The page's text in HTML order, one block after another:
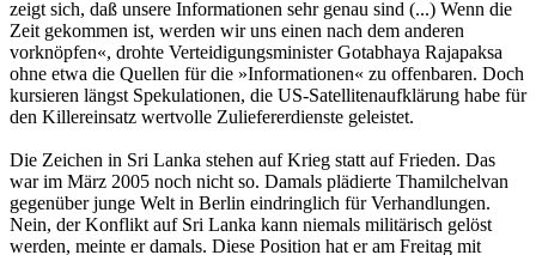
zeigt sich, daß unsere Informationen sehr genau sind (...) Wenn die
Zeit gekommen ist, werden wir uns einen nach dem anderen
vorknöpfen«, drohte Verteidigungsminister Gotabhaya Rajapaksa
ohne etwa die Quellen für die »Informationen« zu offenbaren. Doch
kursieren längst Spekulationen, die US-Satellitenaufklärung habe für
den Killereinsatz wertvolle Zuliefererdienste geleistet.
Die Zeichen in Sri Lanka stehen auf Krieg statt auf Frieden. Das
war im März 2005 noch nicht so. Damals plädierte Thamilchelvan
gegenüber junge Welt in Berlin eindringlich für Verhandlungen.
Nein, der Konflikt auf Sri Lanka kann niemals militärisch gelöst
werden, meinte er damals. Diese Position hat er am Freitag mit